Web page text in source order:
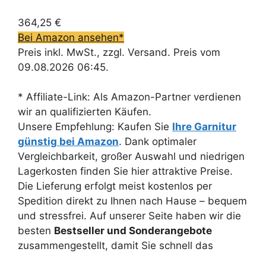
364,25 €
Bei Amazon ansehen*
Preis inkl. MwSt., zzgl. Versand. Preis vom
09.08.2026 06:45.
* Affiliate-Link: Als Amazon-Partner verdienen
wir an qualifizierten Käufen.
Unsere Empfehlung: Kaufen Sie Ihre Garnitur
günstig bei Amazon. Dank optimaler
Vergleichbarkeit, großer Auswahl und niedrigen
Lagerkosten finden Sie hier attraktive Preise.
Die Lieferung erfolgt meist kostenlos per
Spedition direkt zu Ihnen nach Hause – bequem
und stressfrei. Auf unserer Seite haben wir die
besten Bestseller und Sonderangebote
zusammengestellt, damit Sie schnell das